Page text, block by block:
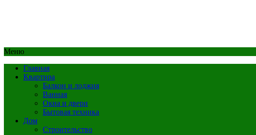
Меню
Главная
Квартира
Балкон и лоджия
Ванная
Окна и двери
Бытовая техника
Дом
Строительство